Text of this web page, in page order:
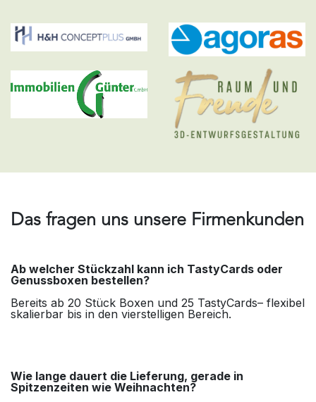
Das fragen uns unsere Firmenkunden
Ab welcher Stückzahl kann ich TastyCards oder
Genussboxen bestellen?
Bereits ab 20 Stück Boxen und 25 TastyCards– flexibel
skalierbar bis in den vierstelligen Bereich.
Wie lange dauert die Lieferung, gerade in
Spitzenzeiten wie Weihnachten?